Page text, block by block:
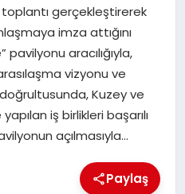
gerçekleştirerek
imza attığını
pavilyonu aracılığıyla,
vizyonu ve
doğrultusunda, Kuzey ve
iş birlikleri başarılı
açılmasıyla…
Paylaş